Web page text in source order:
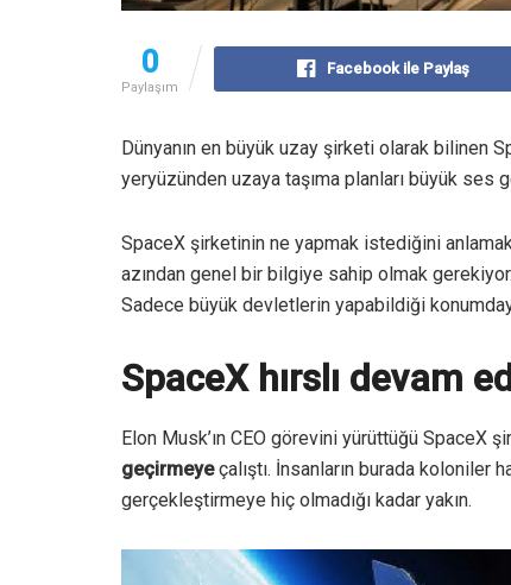
0
Paylaşım
Facebook ile Paylaş
Dünyanın en büyük uzay şirketi olarak bilinen
yeryüzünden uzaya taşıma planları büyük
SpaceX şirketinin ne yapmak istediğini
azından genel bir bilgiye sahip olmak
Sadece büyük devletlerin yapabildiği
SpaceX hırslı devam
Elon Musk’ın CEO görevini yürüttüğü SpaceX
geçirmeyeçalıştı. İnsanların burada koloniler
gerçekleştirmeye hiç olmadığı kadar yakın.